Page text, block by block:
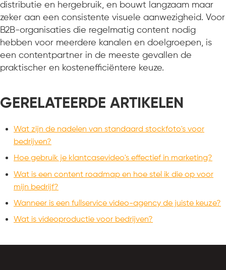
distributie en hergebruik, en bouwt langzaam maar
zeker aan een consistente visuele aanwezigheid. Voor
B2B-organisaties die regelmatig content nodig
hebben voor meerdere kanalen en doelgroepen, is
een contentpartner in de meeste gevallen de
praktischer en kostenefficiëntere keuze.
GERELATEERDE ARTIKELEN
Wat zijn de nadelen van standaard stockfoto's voor
bedrijven?
Hoe gebruik je klantcasevideo's effectief in marketing?
Wat is een content roadmap en hoe stel ik die op voor
mijn bedrijf?
Wanneer is een fullservice video-agency de juiste keuze?
Wat is videoproductie voor bedrijven?